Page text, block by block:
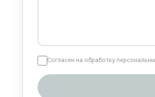
Согласен на обработку